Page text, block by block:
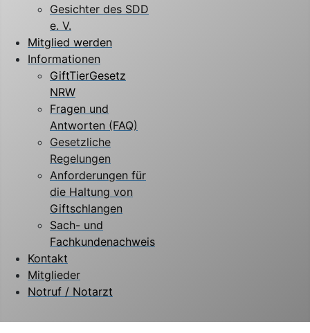
Gesichter des SDD
e. V.
Mitglied werden
Informationen
GiftTierGesetz
NRW
Fragen und
Antworten (FAQ)
Gesetzliche
Regelungen
Anforderungen für
die Haltung von
Giftschlangen
Sach- und
Fachkundenachweis
Kontakt
Mitglieder
Notruf / Notarzt